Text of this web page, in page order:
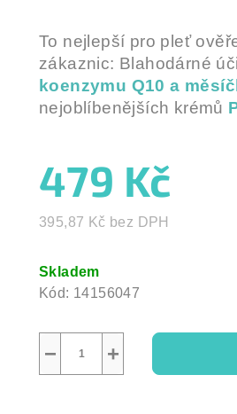
produktu
5,0
5
To nejlepší pro pleť
zákaznic: Blahodárné
koenzymu Q10 a
nejoblíbenějších krémů
479 Kč
395,87 Kč bez DPH
cena:
Skladem
Kód: 14156047
+
−